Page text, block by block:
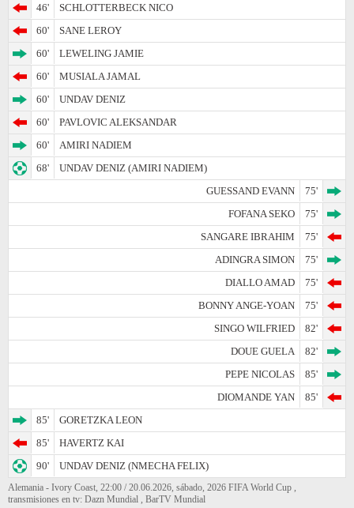
46'
SCHLOTTERBECK NICO
60'
SANE LEROY
60'
LEWELING JAMIE
60'
MUSIALA JAMAL
60'
UNDAV DENIZ
60'
PAVLOVIC ALEKSANDAR
60'
AMIRI NADIEM
68'
UNDAV DENIZ (AMIRI NADIEM)
GUESSAND EVANN
75'
FOFANA SEKO
75'
SANGARE IBRAHIM
75'
ADINGRA SIMON
75'
DIALLO AMAD
75'
BONNY ANGE-YOAN
75'
SINGO WILFRIED
82'
DOUE GUELA
82'
PEPE NICOLAS
85'
DIOMANDE YAN
85'
85'
GORETZKA LEON
85'
HAVERTZ KAI
90'
UNDAV DENIZ (NMECHA FELIX)
Alemania - Ivory Coast, 22:00 / 20.06.2026, sábado, 2026 FIFA World Cup ,
transmisiones en tv: Dazn Mundial , BarTV Mundial